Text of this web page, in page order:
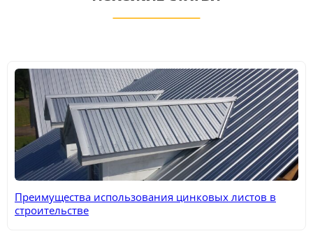
Преимущества использования цинковых листов в
строительстве